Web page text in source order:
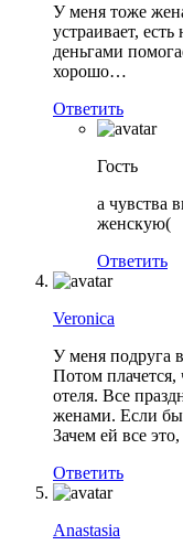
У меня тоже
устраивает,
деньгами
хорошо…
Ответить
Гость
а чувства
женскую(
Ответить
Veronica
У меня подруга
Потом
отеля. Все
женами. Если бы
Зачем ей все
Ответить
Anastasia